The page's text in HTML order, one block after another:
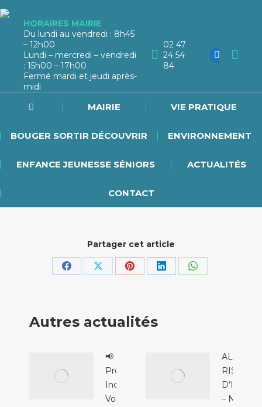
HORAIRES MAIRIE
Du lundi au vendredi : 8h45
– 12h00
Lundi – mercredi – vendredi
: 15h00 – 17h00
Fermé mardi et jeudi après-
midi
02 47
24 54
84
MAIRIE VIE PRATIQUE
BOUGER SORTIR DÉCOUVRIR ENVIRONNEMENT
ENFANCE JEUNESSE SÉNIORS ACTUALITÉS
CONTACT
Partager cet article
PartagerPartagerPartagerPartagerPartager
Autres actualités
📢
Prévention
Incendie &
Voisinage :
ALERTE
RISQUE
– NIVEAU